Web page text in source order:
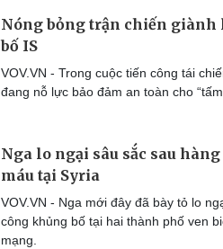
Nóng bỏng trận chiến
bố IS
VOV.VN - Trong cuộc tiến công tái
đang nỗ lực bảo đảm an toàn cho
Nga lo ngại sâu sắc sau
máu tại Syria
VOV.VN - Nga mới đây đã bày tỏ lo
công khủng bố tại hai thành phố ven
mạng.